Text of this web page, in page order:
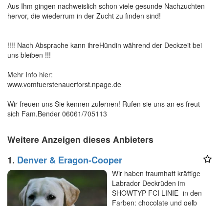
Aus Ihm gingen nachweislich schon viele gesunde Nachzuchten
hervor, die wiederrum in der Zucht zu finden sind!
!!!! Nach Absprache kann ihreHündin während der Deckzeit bei
uns bleiben !!!
Mehr Info hier:
www.vomfuerstenauerforst.npage.de
Wir freuen uns Sie kennen zulernen! Rufen sie uns an es freut
sich Fam.Bender 06061/705113
Weitere Anzeigen dieses Anbieters
1. Denver & Eragon-Cooper
Wir haben traumhaft kräftige
Labrador Deckrüden im
SHOWTYP FCI LINIE- in den
Farben: chocolate und gelb